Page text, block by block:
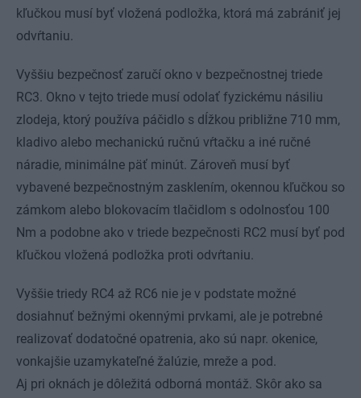
kľučkou musí byť vložená podložka, ktorá má zabrániť jej
odvŕtaniu.
Vyššiu bezpečnosť zaručí okno v bezpečnostnej triede
RC3. Okno v tejto triede musí odolať fyzickému násiliu
zlodeja, ktorý používa páčidlo s dĺžkou približne 710 mm,
kladivo alebo mechanickú ručnú vŕtačku a iné ručné
náradie, minimálne päť minút. Zároveň musí byť
vybavené bezpečnostným zasklením, okennou kľučkou so
zámkom alebo blokovacím tlačidlom s odolnosťou 100
Nm a podobne ako v triede bezpečnosti RC2 musí byť pod
kľučkou vložená podložka proti odvŕtaniu.
Vyššie triedy RC4 až RC6 nie je v podstate možné
dosiahnuť bežnými okennými prvkami, ale je potrebné
realizovať dodatočné opatrenia, ako sú napr. okenice,
vonkajšie uzamykateľné žalúzie, mreže a pod.
Aj pri oknách je dôležitá odborná montáž. Skôr ako sa